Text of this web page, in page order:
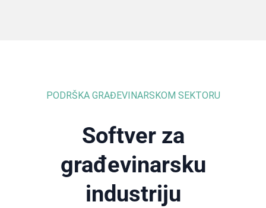
PODRŠKA GRAĐEVINARSKOM SEKTORU
Softver za
građevinarsku
industriju